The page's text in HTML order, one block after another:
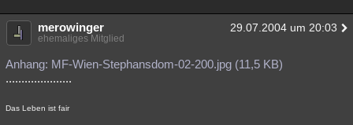
merowinger 29.07.2004 um 20:03
ehemaliges Mitglied
Anhang: MF-Wien-Stephansdom-02-200.jpg (11,5 KB)
.....................
Das Leben ist fair